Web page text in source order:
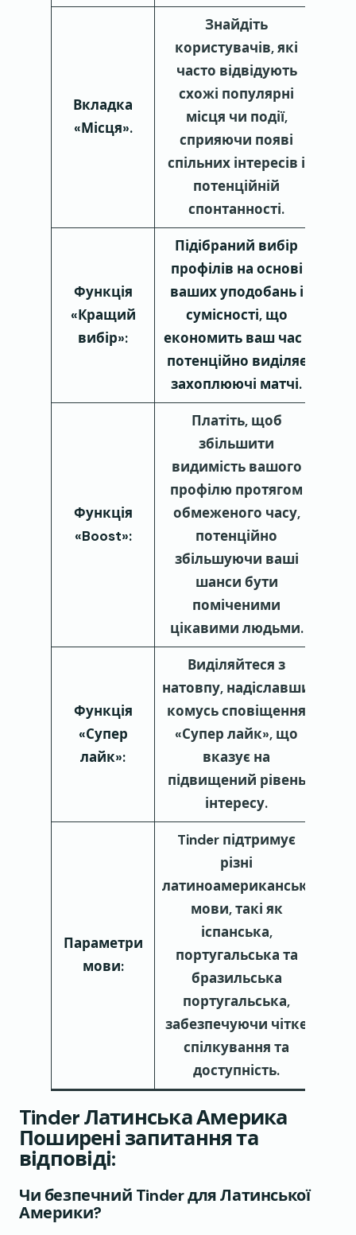
Вкладка
«Місця».
Знайдіть
користувачів, які
часто відвідують
схожі популярні
місця чи події,
сприяючи появі
спільних інтересів і
потенційній
спонтанності.
Функція
«Кращий
вибір»:
Підібраний вибір
профілів на основі
ваших уподобань і
сумісності, що
економить ваш час і
потенційно виділяє
захоплюючі матчі.
Функція
«Boost»:
Платіть, щоб
збільшити
видимість вашого
профілю протягом
обмеженого часу,
потенційно
збільшуючи ваші
шанси бути
поміченими
цікавими людьми.
Функція
«Супер
лайк»:
Виділяйтеся з
натовпу, надіславши
комусь сповіщення
«Супер лайк», що
вказує на
підвищений рівень
інтересу.
Параметри
мови:
Tinder підтримує
різні
латиноамериканські
мови, такі як
іспанська,
португальська та
бразильська
португальська,
забезпечуючи чітке
спілкування та
доступність.
Tinder Латинська Америка
Поширені запитання та
відповіді:
Чи безпечний Tinder для Латинської
Америки?